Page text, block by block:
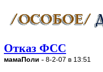
Отказ ФСС
мамаПоли - 8-2-07 в 13:51